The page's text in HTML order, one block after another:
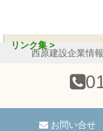
リンク集 >
西原建設企業情報
お問い合せ